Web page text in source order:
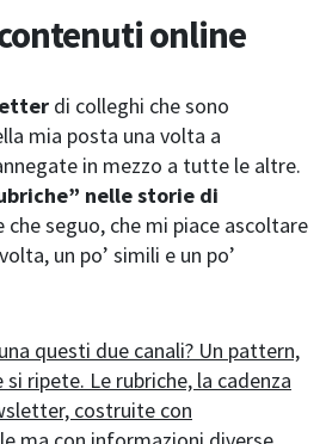
online
di colleghi che sono
mia posta una volta a
in mezzo a tutte le altre.
nelle storie di
che seguo, che mi piace ascoltare
un po’ simili e un po’
questi due canali? Un pattern,
ripete. Le rubriche, la cadenza
costruite con